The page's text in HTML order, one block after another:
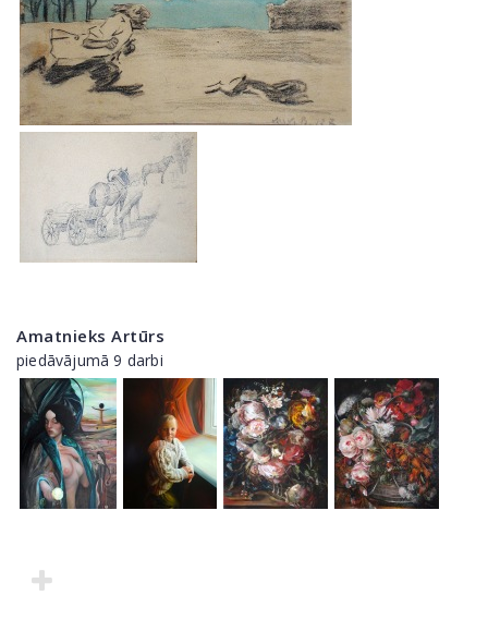
Amatnieks Artūrs
piedāvājumā 9 darbi